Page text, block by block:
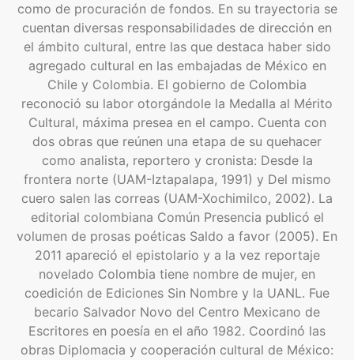
como de procuración de fondos. En su trayectoria se
cuentan diversas responsabilidades de dirección en
el ámbito cultural, entre las que destaca haber sido
agregado cultural en las embajadas de México en
Chile y Colombia. El gobierno de Colombia
reconoció su labor otorgándole la Medalla al Mérito
Cultural, máxima presea en el campo. Cuenta con
dos obras que reúnen una etapa de su quehacer
como analista, reportero y cronista: Desde la
frontera norte (UAM-Iztapalapa, 1991) y Del mismo
cuero salen las correas (UAM-Xochimilco, 2002). La
editorial colombiana Común Presencia publicó el
volumen de prosas poéticas Saldo a favor (2005). En
2011 apareció el epistolario y a la vez reportaje
novelado Colombia tiene nombre de mujer, en
coedición de Ediciones Sin Nombre y la UANL. Fue
becario Salvador Novo del Centro Mexicano de
Escritores en poesía en el año 1982. Coordinó las
obras Diplomacia y cooperación cultural de México: